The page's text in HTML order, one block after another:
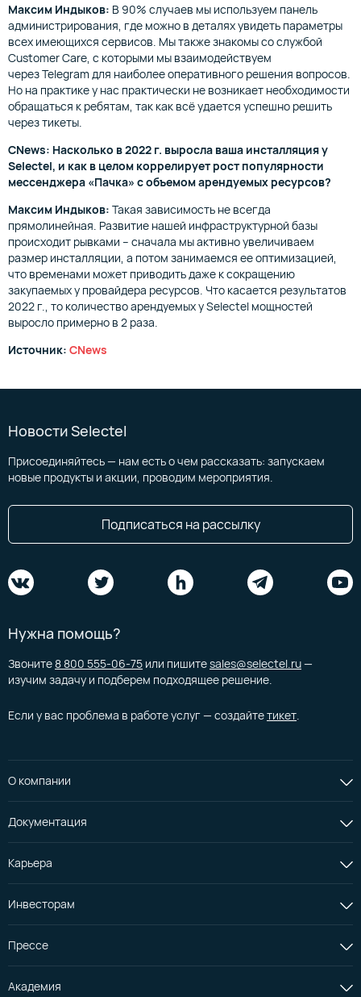
Максим Индыков: В 90% случаев мы используем панель
администрирования, где можно в деталях увидеть параметры
всех имеющихся сервисов. Мы также знакомы со службой
Customer Care, с которыми мы взаимодействуем
через Telegram для наиболее оперативного решения вопросов.
Но на практике у нас практически не возникает необходимости
обращаться к ребятам, так как всё удается успешно решить
через тикеты.
CNews: Насколько в 2022 г. выросла ваша инсталляция у
Selectel, и как в целом коррелирует рост популярности
мессенджера «Пачка» с объемом арендуемых ресурсов?
Максим Индыков: Такая зависимость не всегда
прямолинейная. Развитие нашей инфраструктурной базы
происходит рывками – сначала мы активно увеличиваем
размер инсталляции, а потом занимаемся ее оптимизацией,
что временами может приводить даже к сокращению
закупаемых у провайдера ресурсов. Что касается результатов
2022 г., то количество арендуемых у Selectel мощностей
выросло примерно в 2 раза.
Источник: CNews
Новости Selectel
Присоединяйтесь — нам есть о чем рассказать: запускаем
новые продукты и акции, проводим мероприятия.
Подписаться на рассылку
Нужна помощь?
Звоните 8 800 555-06-75 или пишитеsales@selectel.ru—
изучим задачу и подберем подходящее решение.
Если у вас проблема в работе услуг — создайтетикет
О компании
Документация
Карьера
Инвесторам
Прессе
Академия